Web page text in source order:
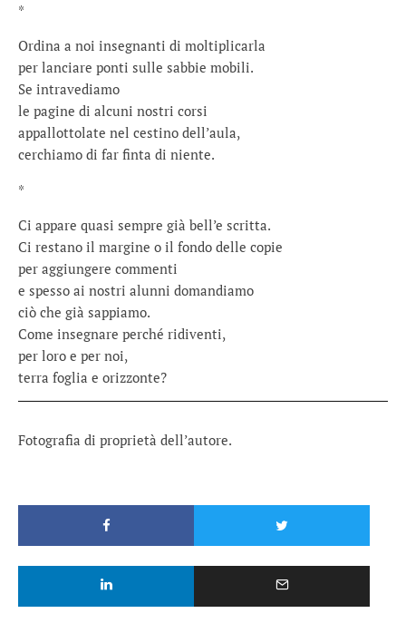
*
Ordina a noi insegnanti di moltiplicarla
per lanciare ponti sulle sabbie mobili.
Se intravediamo
le pagine di alcuni nostri corsi
appallottolate nel cestino dell’aula,
cerchiamo di far finta di niente.
*
Ci appare quasi sempre già bell’e scritta.
Ci restano il margine o il fondo delle copie
per aggiungere commenti
e spesso ai nostri alunni domandiamo
ciò che già sappiamo.
Come insegnare perché ridiventi,
per loro e per noi,
terra foglia e orizzonte?
Fotografia di proprietà dell’autore.